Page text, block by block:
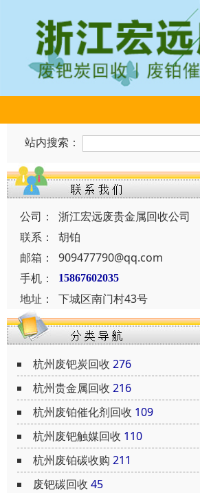
站内搜索：
公司：
浙江宏远废贵金属回收公司
联系：
胡铂
邮箱：
909477790@qq.com
手机：
15867602035
地址： 下城区南门村43号
杭州废钯炭回收 276
杭州贵金属回收 216
杭州废铂催化剂回收 109
杭州废钯触媒回收 110
杭州废铂碳收购 211
废钯碳回收 45